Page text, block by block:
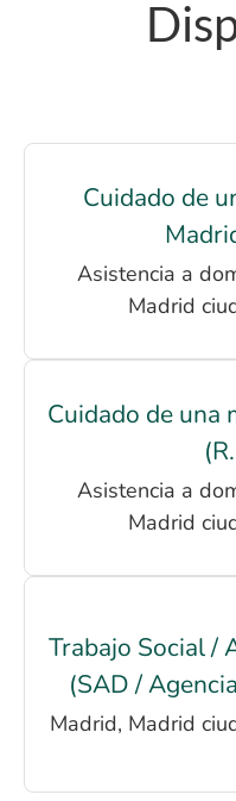
Cuidado de
Asistencia a
Madrid
Cuidado de una
Asistencia a
Madrid
Trabajo Social /
(SAD /
Madrid, Madrid